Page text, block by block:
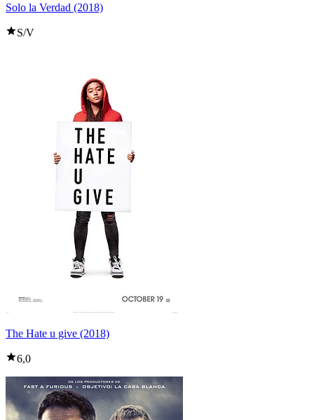
Solo la Verdad (2018)
S/V
The Hate u give (2018)
6,0